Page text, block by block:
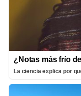
¿Notas más frío
La ciencia explica por